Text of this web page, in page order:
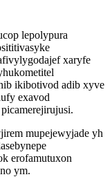
lepolypura
xaryfe
ikibotivod adib xyve
exavod
mupejewyjade yh
erofamutuxon
ym.